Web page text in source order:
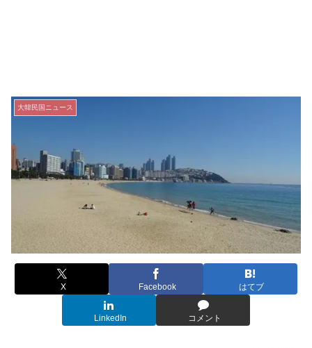
大韓民国ニュース
X Facebook はてブ
LinkedIn コメント